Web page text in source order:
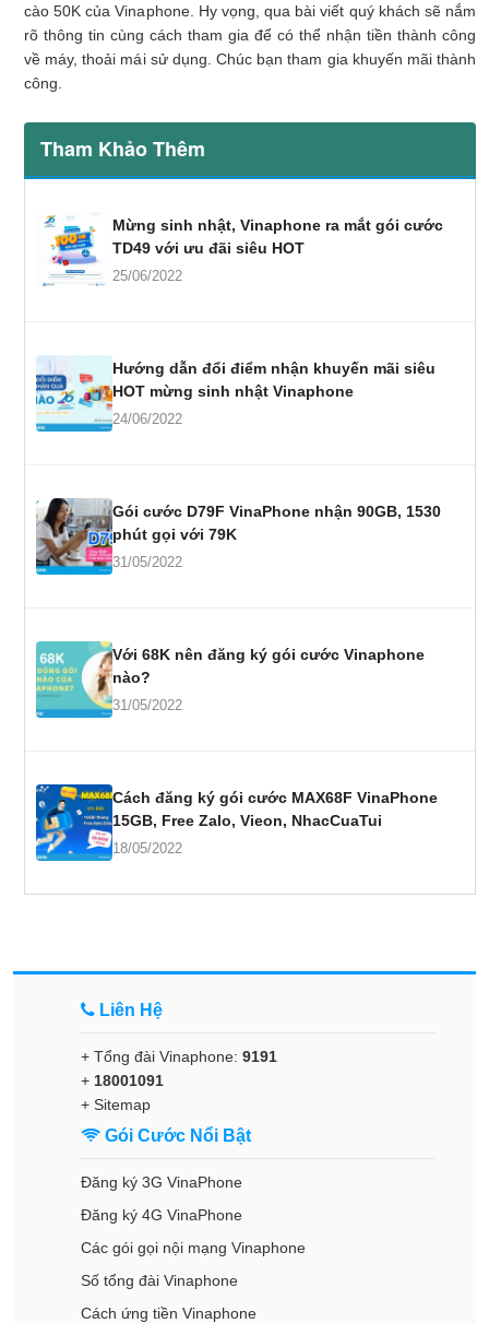
cào 50K của Vinaphone. Hy vọng, qua bài viết quý khách sẽ nắm
rõ thông tin cùng cách tham gia để có thể nhận tiền thành công
về máy, thoải mái sử dụng. Chúc bạn tham gia khuyến mãi thành
công.
Tham Khảo Thêm
Mừng sinh nhật, Vinaphone ra mắt gói cước
TD49 với ưu đãi siêu HOT
25/06/2022
Hướng dẫn đổi điểm nhận khuyến mãi siêu
HOT mừng sinh nhật Vinaphone
24/06/2022
Gói cước D79F VinaPhone nhận 90GB, 1530
phút gọi với 79K
31/05/2022
Với 68K nên đăng ký gói cước Vinaphone
nào?
31/05/2022
Cách đăng ký gói cước MAX68F VinaPhone
15GB, Free Zalo, Vieon, NhacCuaTui
18/05/2022
Liên Hệ
+ Tổng đài Vinaphone: 9191
+ 18001091
+ Sitemap
Gói Cước Nổi Bật
Đăng ký 3G VinaPhone
Đăng ký 4G VinaPhone
Các gói gọi nội mạng Vinaphone
Số tổng đài Vinaphone
Cách ứng tiền Vinaphone